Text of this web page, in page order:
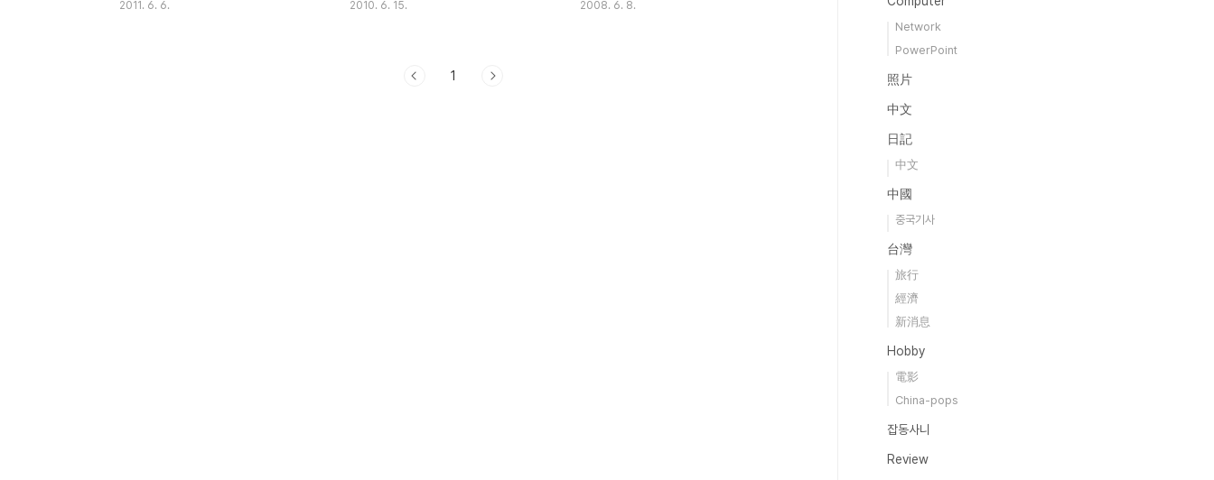
2011. 6. 6.
나 음력을 세는 5월 5일, 중국 초나라의 충신
2010. 6. 15. 2008. 6. 8.
1
Network
PowerPoint
照片
中文
日記
中文
中國
중국기사
台灣
旅行
經濟
新消息
Hobby
電影
China-pops
잡동사니
Review